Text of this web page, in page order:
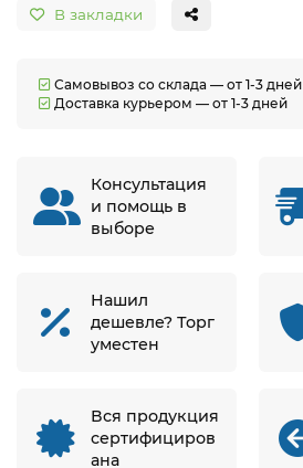
В закладки
Самовывоз со склада — от 1-3 дней
Доставка курьером — от 1-3 дней
Консультация
и помощь в
выборе
Нашил
дешевле? Торг
уместен
Вся продукция
сертифициров
ана